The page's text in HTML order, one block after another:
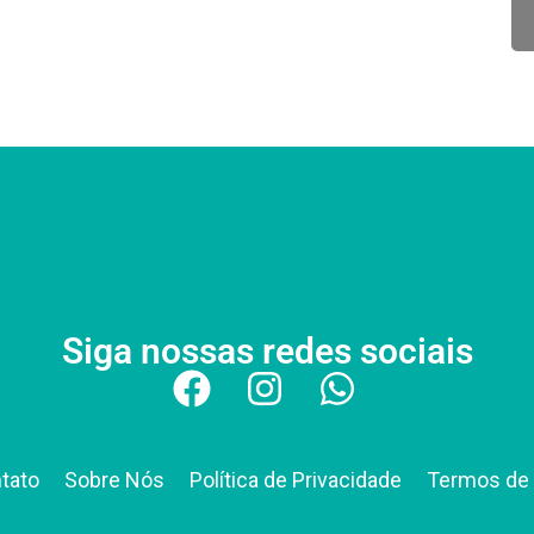
Siga nossas redes sociais
Sobre Nós Política de Privacidade Termos de